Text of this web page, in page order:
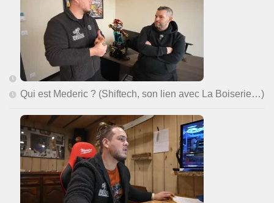
Qui est Mederic ? (Shiftech, son lien avec La Boiserie…)